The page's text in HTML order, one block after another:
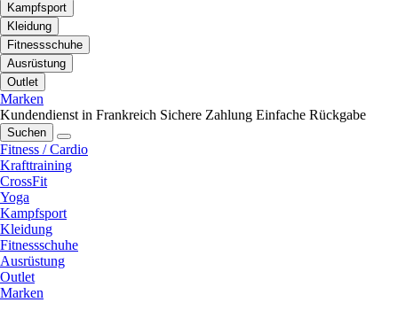
Kampfsport
Kleidung
Fitnessschuhe
Ausrüstung
Outlet
Marken
Kundendienst in Frankreich Sichere Zahlung Einfache Rückgabe
Suchen
Fitness / Cardio
Krafttraining
CrossFit
Yoga
Kampfsport
Kleidung
Fitnessschuhe
Ausrüstung
Outlet
Marken